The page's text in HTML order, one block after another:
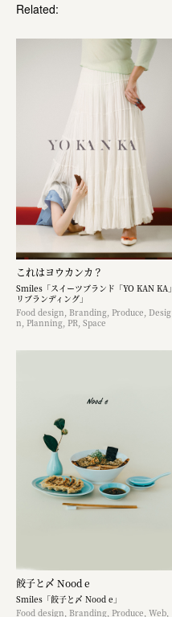
Related:
これはヨウカンカ？
Smiles「スイーツブランド「YO KAN KA」
リブランディング」
Food design, Branding, Produce, Desig
n, Planning, PR, Space
餃子と〆 Nood e
Smiles「餃子と〆 Nood e」
Food design, Branding, Produce, Web,